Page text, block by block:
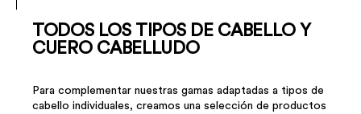
TODOS LOS TIPOS DE CABELLO Y
CUERO CABELLUDO
Para complementar nuestras gamas adaptadas a tipos de
cabello individuales, creamos una selección de productos